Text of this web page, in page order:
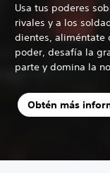
Usa tus poderes
rivales y a los
dientes, aliméntate
poder, desafía la
parte y domina la
Obtén más